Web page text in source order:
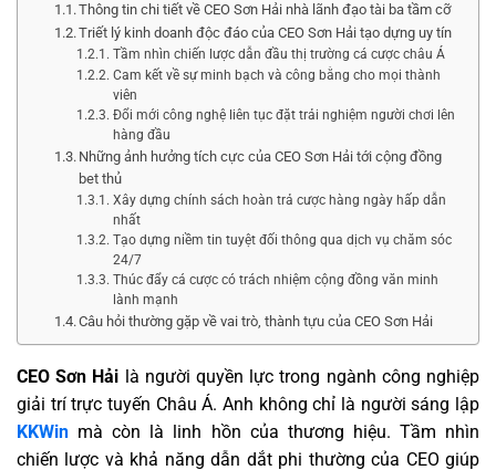
Thông tin chi tiết về CEO Sơn Hải nhà lãnh đạo tài ba tầm cỡ
Triết lý kinh doanh độc đáo của CEO Sơn Hải tạo dựng uy tín
Tầm nhìn chiến lược dẫn đầu thị trường cá cược châu Á
Cam kết về sự minh bạch và công bằng cho mọi thành
viên
Đổi mới công nghệ liên tục đặt trải nghiệm người chơi lên
hàng đầu
Những ảnh hưởng tích cực của CEO Sơn Hải tới cộng đồng
bet thủ
Xây dựng chính sách hoàn trả cược hàng ngày hấp dẫn
nhất
Tạo dựng niềm tin tuyệt đối thông qua dịch vụ chăm sóc
24/7
Thúc đẩy cá cược có trách nhiệm cộng đồng văn minh
lành mạnh
Câu hỏi thường gặp về vai trò, thành tựu của CEO Sơn Hải
CEO Sơn Hải là người quyền lực trong ngành công nghiệp
giải trí trực tuyến Châu Á. Anh không chỉ là người sáng lập
KKWin mà còn là linh hồn của thương hiệu. Tầm nhìn
chiến lược và khả năng dẫn dắt phi thường của CEO giúp